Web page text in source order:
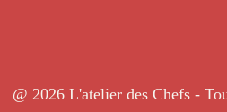
@ 2026 L'atelier des Chefs -